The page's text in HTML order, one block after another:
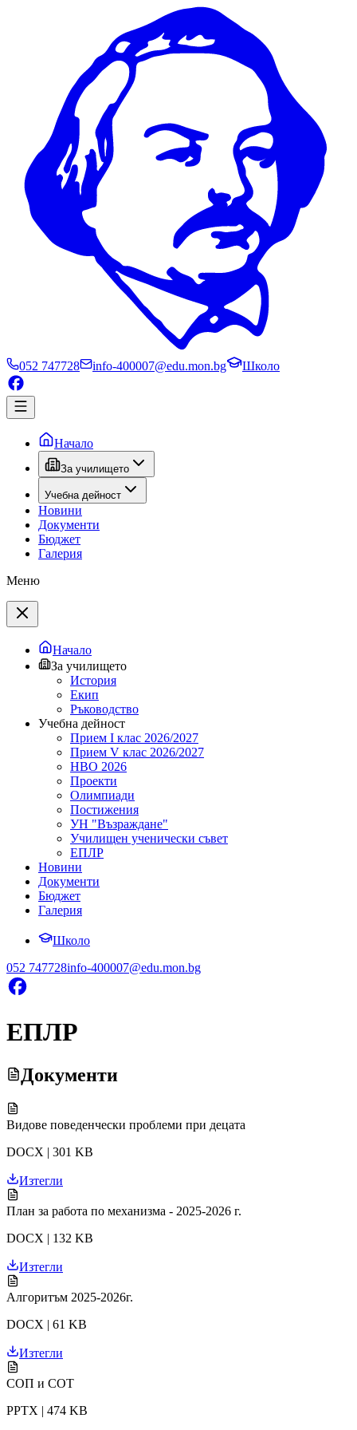
052 747728 info-400007@edu.mon.bg Школо
Начало
За училището
Учебна дейност
Новини
Документи
Бюджет
Галерия
Меню
Начало
За училището
История
Екип
Ръководство
Учебна дейност
Прием I клас 2026/2027
Прием V клас 2026/2027
НВО 2026
Проекти
Олимпиади
Постижения
УН "Възраждане"
Училищен ученически съвет
ЕПЛР
Новини
Документи
Бюджет
Галерия
Школо
052 747728info-400007@edu.mon.bg
ЕПЛР
Документи
Видове поведенчески проблеми при децата
DOCX | 301 KB
Изтегли
План за работа по механизма - 2025-2026 г.
DOCX | 132 KB
Изтегли
Алгоритъм 2025-2026г.
DOCX | 61 KB
Изтегли
СОП и СОТ
PPTX | 474 KB